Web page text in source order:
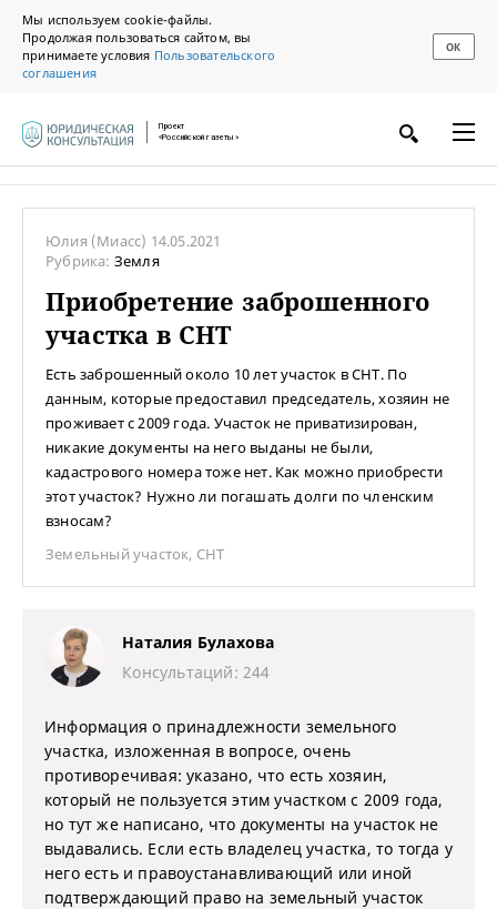
Мы используем cookie-файлы.
Продолжая пользоваться сайтом, вы
принимаете условия Пользовательского
соглашения
ОК
Проект
«Российской газеты»
Юлия (Миасс) 14.05.2021
Рубрика: Земля
Приобретение заброшенного
участка в СНТ
Есть заброшенный около 10 лет участок в СНТ. По
данным, которые предоставил председатель, хозяин не
проживает с 2009 года. Участок не приватизирован,
никакие документы на него выданы не были,
кадастрового номера тоже нет. Как можно приобрести
этот участок? Нужно ли погашать долги по членским
взносам?
Земельный участок, СНТ
Наталия Булахова
Консультаций: 244
Информация о принадлежности земельного
участка, изложенная в вопросе, очень
противоречивая: указано, что есть хозяин,
который не пользуется этим участком с 2009 года,
но тут же написано, что документы на участок не
выдавались. Если есть владелец участка, то тогда у
него есть и правоустанавливающий или иной
подтверждающий право на земельный участок